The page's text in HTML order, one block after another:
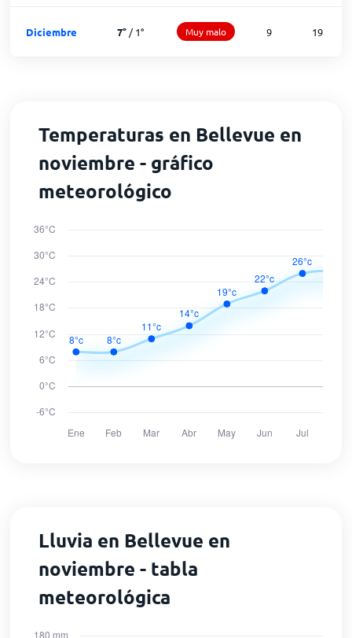
Diciembre 7° /1° Muy malo 9 19
Temperaturas en Bellevue en
noviembre - gráfico
meteorológico
Lluvia en Bellevue en
noviembre - tabla
meteorológica